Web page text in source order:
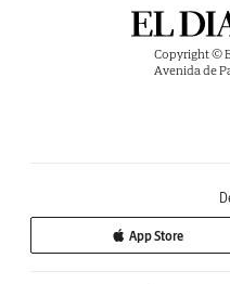
Copyright ©
Avenida de
App Store